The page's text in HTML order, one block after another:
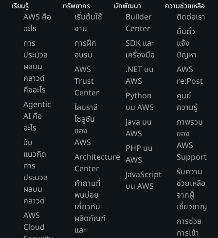
เรียนรู้
AWS คือ
อะไร
การ
ประมวล
ผลบน
คลาวด์
คืออะไร
Agentic
AI คือ
อะไร
ฮับ
แนวคิด
การ
ประมวล
ผลบน
คลาวด์
AWS
Cloud
ทรัพยากร
เริ่มต้นใช้
งาน
การฝึก
อบรม
AWS
Trust
Center
ไลบราลี
โซลูชัน
ของ
AWS
Architecture
Center
คำถามที่
พบบ่อย
เกี่ยวกับ
ผลิตภัณฑ์
และ
นักพัฒนา
Builder
Center
SDK และ
เครื่องมือ
.NET บน
AWS
Python
บน AWS
Java บน
AWS
PHP บน
AWS
JavaScript
บน AWS
ความช่วยเหลือ
ติดต่อเรา
ยื่นตั๋ว
แจ้ง
ปัญหา
AWS
re:Post
ศูนย์
ความรู้
ภาพรวม
ของ
AWS
Support
รับความ
ช่วยเหลือ
จากผู้
เชี่ยวชาญ
การช่วย
การเข้า